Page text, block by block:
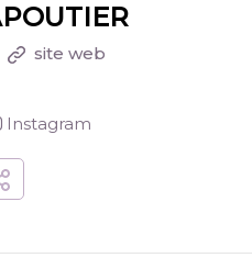
site web
Instagram